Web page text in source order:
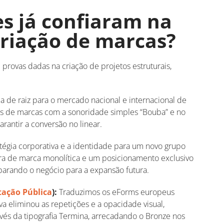
já confiaram na
de marcas?
dadas na criação de projetos estruturais,
de raiz para o mercado nacional e internacional de
marcas com a sonoridade simples “Bouba” e no
a conversão no linear.
corporativa e a identidade para um novo grupo
de marca monolítica e um posicionamento exclusivo
o negócio para a expansão futura.
Pública): Traduzimos os eForms europeus
eliminou as repetições e a opacidade visual,
da tipografia Termina, arrecadando o Bronze nos